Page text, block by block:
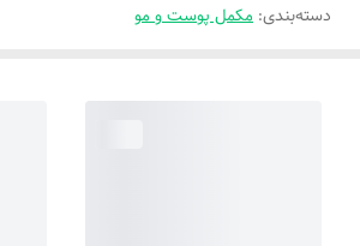
دسته‌بندی: مکمل پوست و مو